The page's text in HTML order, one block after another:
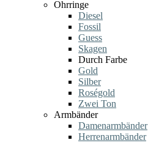
Ohrringe
Diesel
Fossil
Guess
Skagen
Durch Farbe
Gold
Silber
Roségold
Zwei Ton
Armbänder
Damenarmbänder
Herrenarmbänder